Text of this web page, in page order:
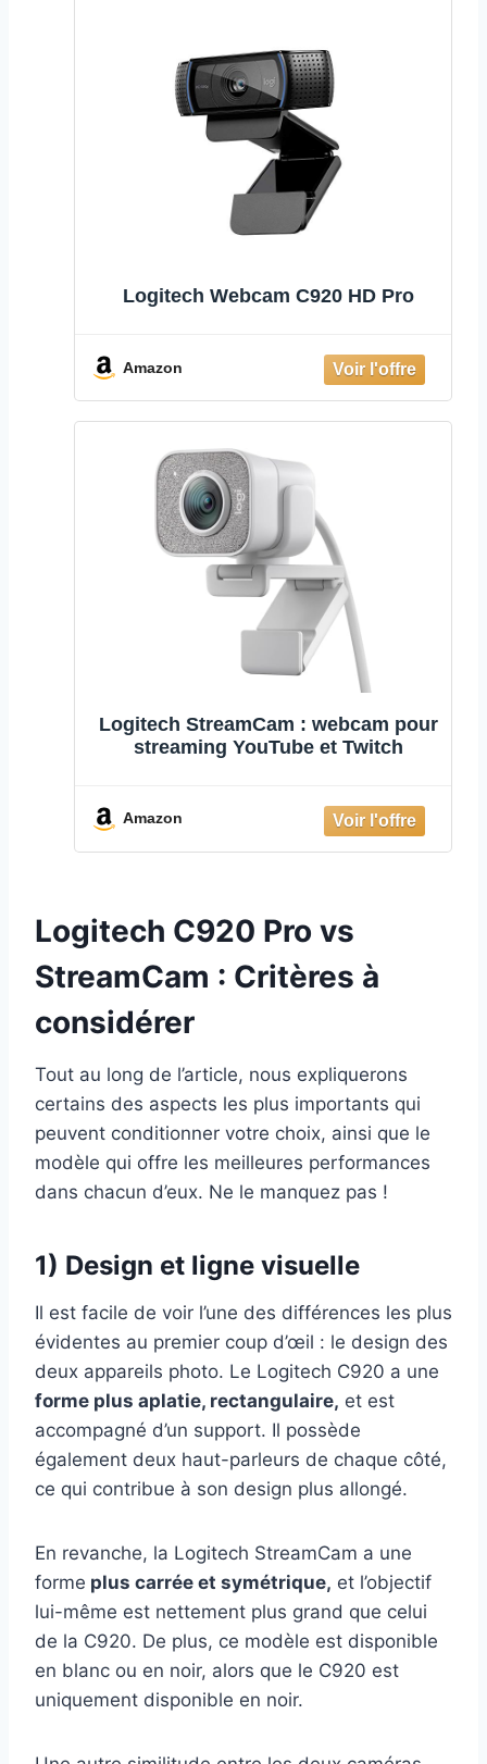
Logitech Webcam C920 HD Pro
Amazon
Logitech StreamCam : webcam pour
streaming YouTube et Twitch
Amazon
Logitech C920 Pro vs
StreamCam : Critères à
considérer
Tout au long de l’article, nous expliquerons
certains des aspects les plus importants qui
peuvent conditionner votre choix, ainsi que le
modèle qui offre les meilleures performances
dans chacun d’eux. Ne le manquez pas !
1) Design et ligne visuelle
Il est facile de voir l’une des différences les plus
évidentes au premier coup d’œil : le design des
deux appareils photo. Le Logitech C920 a une
forme plus aplatie, rectangulaire, et est
accompagné d’un support. Il possède
également deux haut-parleurs de chaque côté,
ce qui contribue à son design plus allongé.
En revanche, la Logitech StreamCam a une
forme plus carrée et symétrique, et l’objectif
lui-même est nettement plus grand que celui
de la C920. De plus, ce modèle est disponible
en blanc ou en noir, alors que le C920 est
uniquement disponible en noir.